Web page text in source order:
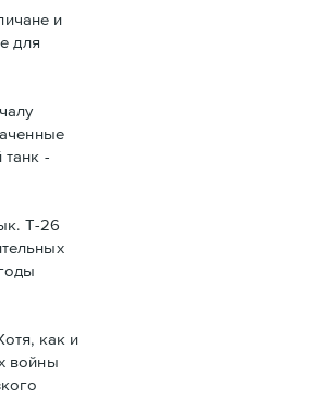
и
для
-
Т-26
как и
войны